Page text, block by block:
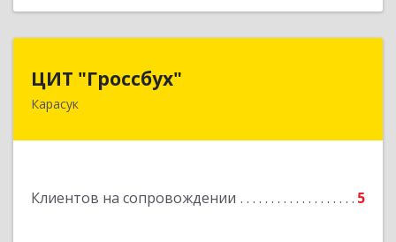
ЦИТ "Гроссбух"
Карасук
Клиентов на сопровождении 5
632861, Новосибирская обл, Карасукский р-н,